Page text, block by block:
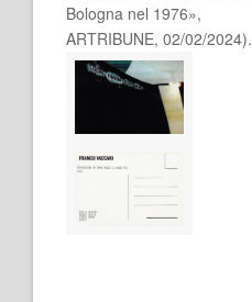
Bologna nel 1976»,
ARTRIBUNE, 02/02/2024).